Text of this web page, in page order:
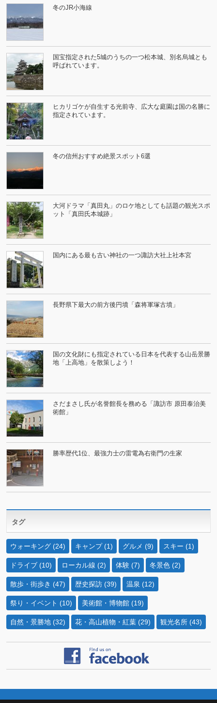
冬のJR小海線
国宝指定された5城のうちの一つ松本城、別名烏城とも
呼ばれています。
ヒカリゴケが自生する光前寺、広大な庭園は国の名勝に
指定されています。
冬の信州おすすめ絶景スポット6選
大河ドラマ「真田丸」のロケ地としても話題の観光スポ
ット「真田氏本城跡」
国内にある最も古い神社の一つ諏訪大社上社本宮
長野県下最大の前方後円墳「森将軍塚古墳」
国の文化財にも指定されている日本を代表する山岳景勝
地「上高地」を散策しよう！
さだまさし氏が名誉館長を務める「諏訪市 原田泰治美
術館」
勝率歴代1位、最強力士の雷電為右衛門の生家
タグ
ウォーキング (24) キャンプ(1) グルメ (9) スキー (1)
ドライブ (10) ローカル線 (2) 体験 (7) 冬景色 (2)
散歩・街歩き (47) 歴史探訪 (39) 温泉 (12)
祭り・イベント (10) 美術館・博物館 (19)
自然・景勝地 (32) 花・高山植物・紅葉 (29) 観光名所 (43)